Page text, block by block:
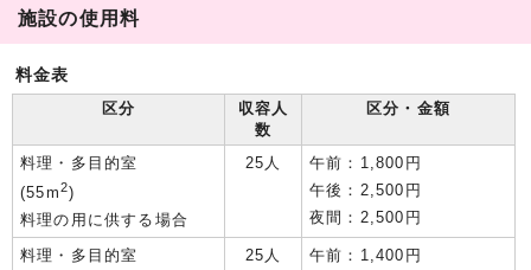
施設の使用料
料金表
区分
収容人
数
区分・金額
料理・多目的室
(55m2)
料理の用に供する場合
25人
午前：1,800円
午後：2,500円
夜間：2,500円
料理・多目的室
25人
午前：1,400円